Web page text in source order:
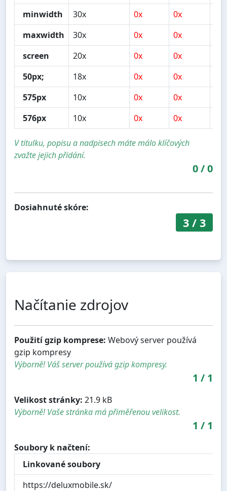
minwidth
30x 0x 0x
maxwidth
30x 0x 0x
screen
20x 0x 0x
50px;
18x 0x 0x
575px
10x 0x 0x
576px
10x 0x 0x
V titulku, popisu a nadpisech máte málo klíčových
zvažte jejich přidání.
0/0
Dosiahnuté skóre:
3/ 3
Načítanie zdrojov
Použití gzip komprese: Webový server používá
gzip kompresy
Výborně! Váš server používá gzip kompresy.
1 / 1
Velikost stránky: 21.9 kB
Výborně! Vaše stránka má přiměřenou velikost.
1 / 1
Soubory k načtení:
Linkované soubory
https://deluxmobile.sk/